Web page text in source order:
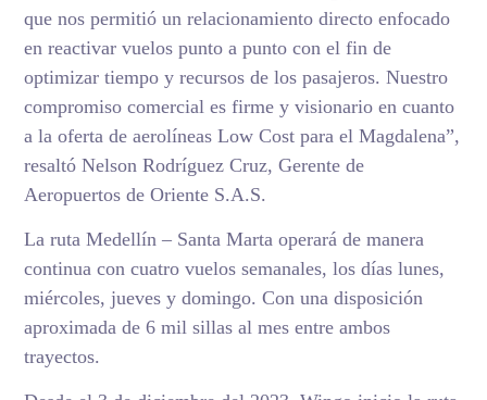
que nos permitió un relacionamiento directo enfocado
en reactivar vuelos punto a punto con el fin de
optimizar tiempo y recursos de los pasajeros. Nuestro
compromiso comercial es firme y visionario en cuanto
a la oferta de aerolíneas Low Cost para el Magdalena”,
resaltó Nelson Rodríguez Cruz, Gerente de
Aeropuertos de Oriente S.A.S.
La ruta Medellín – Santa Marta operará de manera
continua con cuatro vuelos semanales, los días lunes,
miércoles, jueves y domingo. Con una disposición
aproximada de 6 mil sillas al mes entre ambos
trayectos.